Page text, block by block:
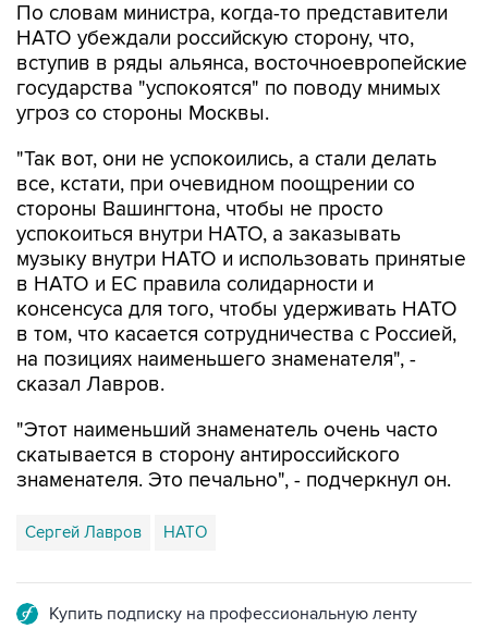
По словам министра, когда-то представители
НАТО убеждали российскую сторону, что,
вступив в ряды альянса, восточноевропейские
государства "успокоятся" по поводу мнимых
угроз со стороны Москвы.
"Так вот, они не успокоились, а стали делать
все, кстати, при очевидном поощрении со
стороны Вашингтона, чтобы не просто
успокоиться внутри НАТО, а заказывать
музыку внутри НАТО и использовать принятые
в НАТО и ЕС правила солидарности и
консенсуса для того, чтобы удерживать НАТО
в том, что касается сотрудничества с Россией,
на позициях наименьшего знаменателя", -
сказал Лавров.
"Этот наименьший знаменатель очень часто
скатывается в сторону антироссийского
знаменателя. Это печально", - подчеркнул он.
Сергей Лавров НАТО
Купить подписку на профессиональную ленту